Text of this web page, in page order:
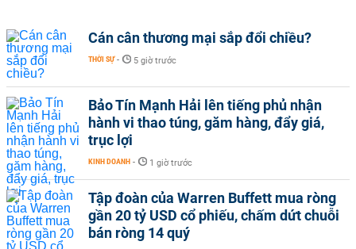
Cán cân thương mại sắp đổi chiều?
THỜI SỰ - 5 giờ trước
Bảo Tín Mạnh Hải lên tiếng phủ nhận
hành vi thao túng, găm hàng, đẩy giá,
trục lợi
KINH DOANH - 1 giờ trước
Tập đoàn của Warren Buffett mua ròng
gần 20 tỷ USD cổ phiếu, chấm dứt chuỗi
bán ròng 14 quý